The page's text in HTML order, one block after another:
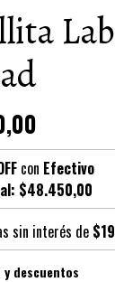
con Efectivo
$48.450,00
sin interés de
descuentos